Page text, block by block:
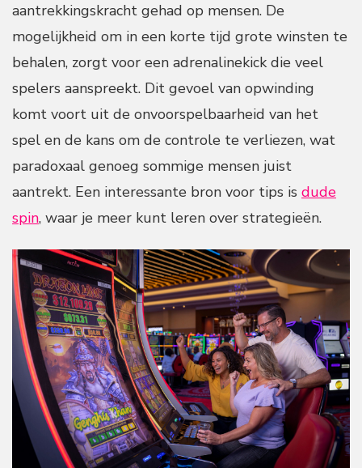
aantrekkingskracht gehad op mensen. De
mogelijkheid om in een korte tijd grote winsten te
behalen, zorgt voor een adrenalinekick die veel
spelers aanspreekt. Dit gevoel van opwinding
komt voort uit de onvoorspelbaarheid van het
spel en de kans om de controle te verliezen, wat
paradoxaal genoeg sommige mensen juist
aantrekt. Een interessante bron voor tips is dude
spin, waar je meer kunt leren over strategieën.